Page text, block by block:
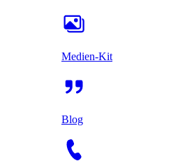
Medien-Kit
Blog